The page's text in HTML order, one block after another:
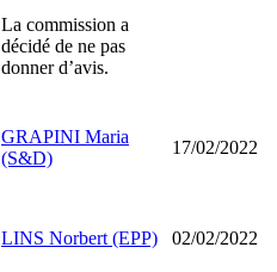
La commission a
décidé de ne pas
donner d’avis.
GRAPINI Maria
(S&D)
17/02/2022
LINS Norbert (EPP) 02/02/2022